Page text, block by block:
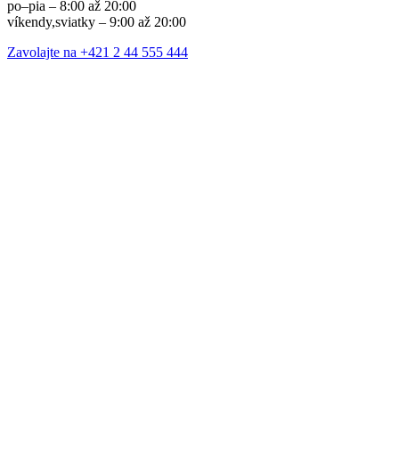
po–pia – 8:00 až 20:00
víkendy,sviatky – 9:00 až 20:00
Zavolajte na +421 2 44 555 444